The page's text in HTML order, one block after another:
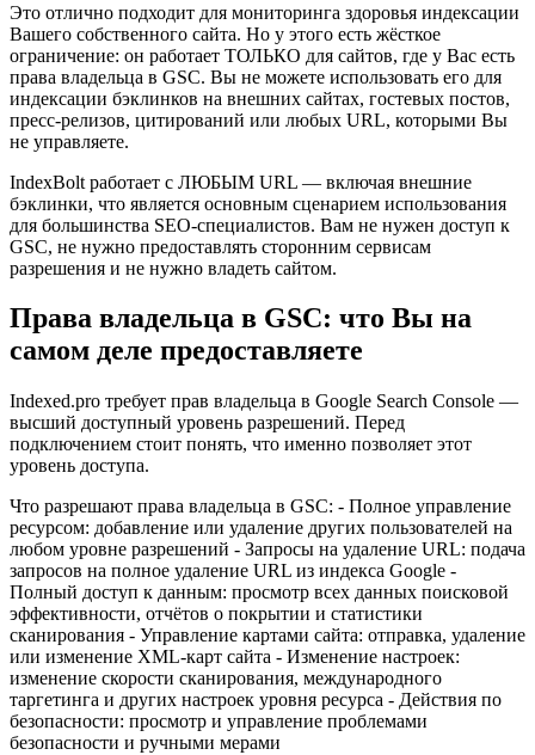
Это отлично подходит для мониторинга здоровья индексации
Вашего собственного сайта. Но у этого есть жёсткое
ограничение: он работает ТОЛЬКО для сайтов, где у Вас есть
права владельца в GSC. Вы не можете использовать его для
индексации бэклинков на внешних сайтах, гостевых постов,
пресс-релизов, цитирований или любых URL, которыми Вы
не управляете.
IndexBolt работает с ЛЮБЫМ URL — включая внешние
бэклинки, что является основным сценарием использования
для большинства SEO-специалистов. Вам не нужен доступ к
GSC, не нужно предоставлять сторонним сервисам
разрешения и не нужно владеть сайтом.
Права владельца в GSC: что Вы на
самом деле предоставляете
Indexed.pro требует прав владельца в Google Search Console —
высший доступный уровень разрешений. Перед
подключением стоит понять, что именно позволяет этот
уровень доступа.
Что разрешают права владельца в GSC: - Полное управление
ресурсом: добавление или удаление других пользователей на
любом уровне разрешений - Запросы на удаление URL: подача
запросов на полное удаление URL из индекса Google -
Полный доступ к данным: просмотр всех данных поисковой
эффективности, отчётов о покрытии и статистики
сканирования - Управление картами сайта: отправка, удаление
или изменение XML-карт сайта - Изменение настроек:
изменение скорости сканирования, международного
таргетинга и других настроек уровня ресурса - Действия по
безопасности: просмотр и управление проблемами
безопасности и ручными мерами